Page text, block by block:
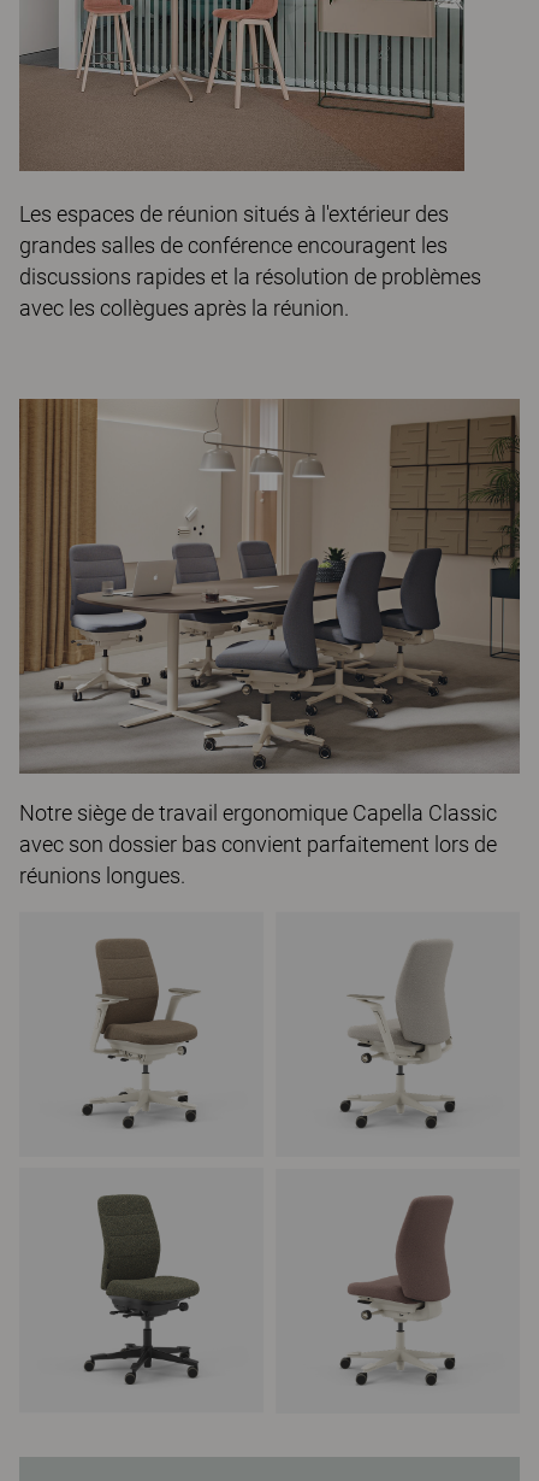
Les espaces de réunion situés à l'extérieur des
grandes salles de conférence encouragent les
discussions rapides et la résolution de problèmes
avec les collègues après la réunion.
Notre siège de travail ergonomique Capella Classic
avec son dossier bas convient parfaitement lors de
réunions longues.